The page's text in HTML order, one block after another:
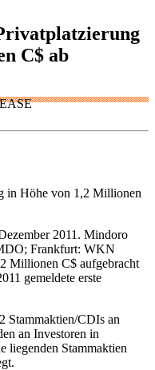
C$ ab
in Höhe von 1,2 Millionen
2011. Mindoro
Frankfurt: WKN
Millionen C$ aufgebracht
gemeldete erste
Stammaktien/CDIs an
an Investoren in
liegenden Stammaktien